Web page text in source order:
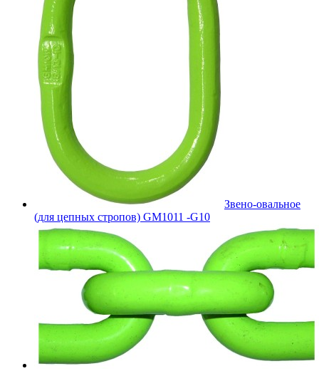
Звено-овальное
(для цепных стропов) GM1011 -G10